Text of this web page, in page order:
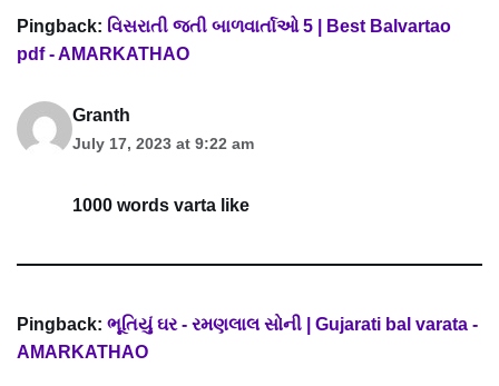
Pingback: વિસરાતી જતી બાળવાર્તાઓ 5 | Best Balvartao
pdf - AMARKATHAO
Granth
July 17, 2023 at 9:22 am
1000 words varta like
Pingback: ભૂતિયું ઘર - રમણલાલ સોની | Gujarati bal varata -
AMARKATHAO